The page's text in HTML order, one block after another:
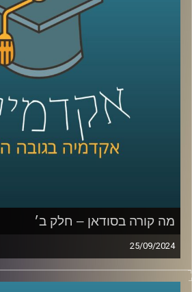
עבר מצד אחד האיראנים ורוסיה ומצד
אז מי יזכה בסודאן כבעלת ברית בעתיד
כדי לענות על השאלה הזו הצטרף אלינו
בית ספר לאודר לממשל, דיפלומטיה
לשעבר שגריר ישראל הראשון לדרום
קרדיט תמונות:AudioVersity
מה קורה בסודאן – חלק ב׳
25/09/2024
אחרי שנים של מלחמות פנימיות
נפילתו של הדיקטטור קולונל עומר